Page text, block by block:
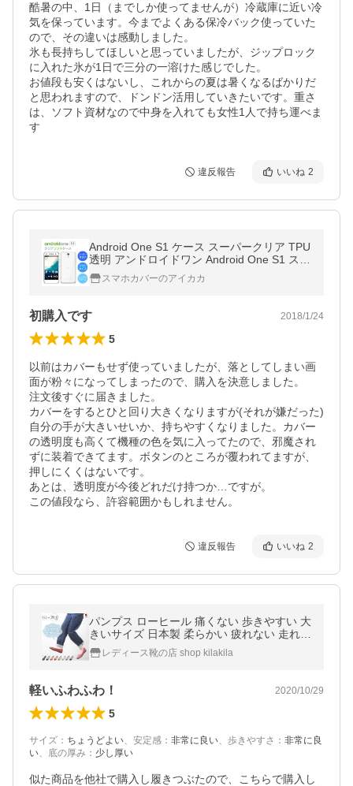
酷暑の中、1日（までしか使ってませんが）冷蔵庫に近い冷
気を保っています。今までよくある保冷バック使っていた
ので、その違いは感動しました。
氷も長持ちしてほしいと思っていましたが、ジップロック
に入れた氷が1日で三分の一溶けた感じでした。
お値段も安くはないし、これからの夏は暑くなるばかりだ
と思われますので、ドンドン活用していきたいです。重さ
は、ソフト資材なので中身を入れても女性1人で持ち運べま
す
違反報告 いいね 2
Android One S1 ケース スーパークリア TPU
透明 アンドロイドワン Android One S1 スマ
ホケース カバー AndroidOneS1
スマホカバーのアイカカ
初購入です 2018/1/24
5
以前はカバーもせず使っていましたが、落としてしまい画
面が粉々になってしまったので、購入を決意しました。
注文後すぐに届きました。
カバーをするとひと回り大きくなりますが(それが嫌だった)
自分の手が大きいせいか、持ちやすくなりました。カバー
の透明度も高くて機種の色を気に入ってたので、邪魔され
ずに装着できてます。ボタンのところが覆われてますが、
押しにくくはないです。
あとは、透明度が今後どれだけ持つか…ですが。
この値段なら、許容範囲かもしれません。
違反報告 いいね 2
パンプス ローヒール 痛くない 歩きやすい 大
きいサイズ 日本製 柔らかい 疲れない 走れる
脱げない 軽量 卒業式 入学式 冠婚葬祭 黒 ブ
ラック オフィス 爆買
レディース靴の店 shop kilakila
軽いふわふわ！ 2020/10/29
5
サイズ ： ちょうどよい、 安定感 ： 非常に良い、 歩きやすさ ： 非常に良
い、 底の厚み ： 少し厚い
似た商品を他社で購入し履きつぶたので、こちらで購入し